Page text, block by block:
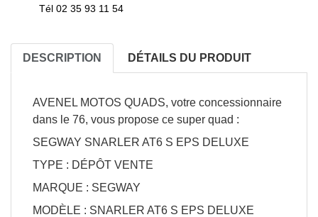
Tél 02 35 93 11 54
DESCRIPTION DÉTAILS DU PRODUIT
AVENEL MOTOS QUADS, votre concessionnaire
dans le 76, vous propose ce super quad :
SEGWAY SNARLER AT6 S EPS DELUXE
TYPE : DÉPÔT VENTE
MARQUE : SEGWAY
MODÈLE : SNARLER AT6 S EPS DELUXE
APERÇU RAPIDE